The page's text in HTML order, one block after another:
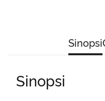
Sinopsi
Sinopsi